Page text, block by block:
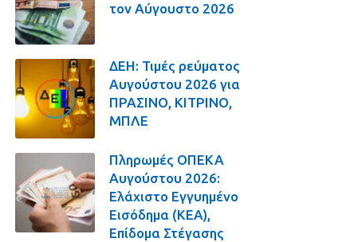
τον Αύγουστο 2026
ΔΕΗ: Τιμές ρεύματος
Αυγούστου 2026 για
ΠΡΑΣΙΝΟ, ΚΙΤΡΙΝΟ,
ΜΠΛΕ
Πληρωμές ΟΠΕΚΑ
Αυγούστου 2026:
Ελάχιστο Εγγυημένο
Εισόδημα (ΚΕΑ),
Επίδομα Στέγασης